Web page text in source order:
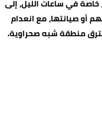
في ساعات الليل، إلى
أو صيانتها، مع انعدام
منطقة شبه صحراوية.